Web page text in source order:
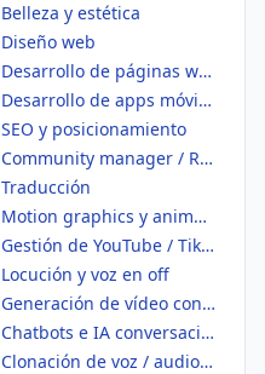
Belleza y estética
Diseño web
Desarrollo de páginas web
Desarrollo de apps móviles
SEO y posicionamiento
Community manager / Redes sociales
Traducción
Motion graphics y animación
Gestión de YouTube / TikTok
Locución y voz en off
Generación de vídeo con IA
Chatbots e IA conversacional
Clonación de voz / audio IA